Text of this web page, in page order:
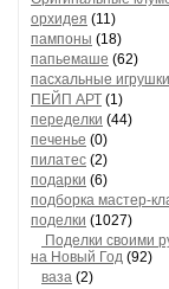
орхидея (11)
пампоны (18)
папьемаше (62)
пасхальные игрушки
ПЕЙП АРТ (1)
переделки (44)
печенье (0)
пилатес (2)
подарки (6)
подборка мастер-
поделки (1027)
Поделки своими
на Новый Год (92)
ваза (2)